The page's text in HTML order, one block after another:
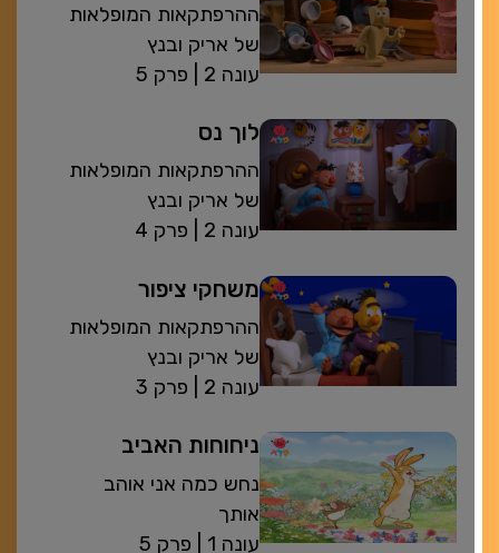
ההרפתקאות המופלאות
של אריק ובנץ
פרק 5
| עונה 2
לוך נס
ההרפתקאות המופלאות
של אריק ובנץ
פרק 4
| עונה 2
משחקי ציפור
ההרפתקאות המופלאות
של אריק ובנץ
פרק 3
| עונה 2
ניחוחות האביב
נחש כמה אני אוהב
אותך
פרק 5
| עונה 1